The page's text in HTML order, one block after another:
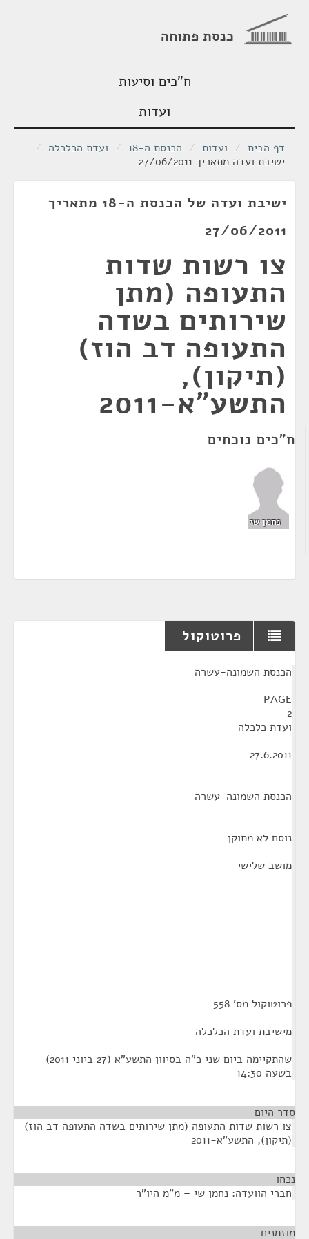
כנסת פתוחה
ח"כים וסיעות
ועדות
דף הבית / ועדות / הכנסת ה-18 / ועדת הכלכלה /
ישיבת ועדה מתאריך 27/06/2011
ישיבת ועדה של הכנסת ה-18 מתאריך
27/06/2011
צו רשות שדות
התעופה (מתן
שירותים בשדה
התעופה דב הוז)
(תיקון),
התשע"א-2011
ח"כים נוכחים
נחמן שי
פרוטוקול
הכנסת השמונה-עשרה
PAGE
2
ועדת כלכלה
27.6.2011
הכנסת השמונה-עשרה
נוסח לא מתוקן
מושב שלישי
פרוטוקול מס' 558
מישיבת ועדת הכלכלה
שהתקיימה ביום שני כ"ה בסיוון התשע"א (27 ביוני 2011)
בשעה 14:30
סדר היום
צו רשות שדות התעופה (מתן שירותים בשדה התעופה דב הוז)
(תיקון), התשע"א-2011
נכחו
חברי הוועדה: נחמן שי – מ"מ היו"ר
מוזמנים